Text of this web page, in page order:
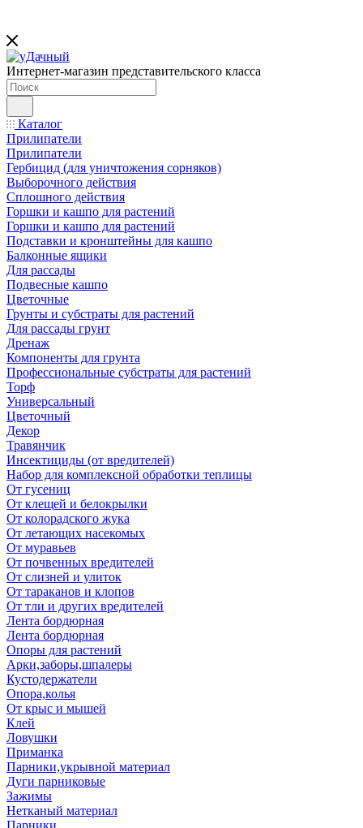
Интернет-магазин представительского класса
Каталог
Прилипатели
Прилипатели
Гербицид (для уничтожения сорняков)
Выборочного действия
Сплошного действия
Горшки и кашпо для растений
Горшки и кашпо для растений
Подставки и кронштейны для кашпо
Балконные ящики
Для рассады
Подвесные кашпо
Цветочные
Грунты и субстраты для растений
Для рассады грунт
Дренаж
Компоненты для грунта
Профессиональные субстраты для растений
Торф
Универсальный
Цветочный
Декор
Травянчик
Инсектициды (от вредителей)
Набор для комплексной обработки теплицы
От гусениц
От клещей и белокрылки
От колорадского жука
От летающих насекомых
От муравьев
От почвенных вредителей
От слизней и улиток
От тараканов и клопов
От тли и других вредителей
Лента бордюрная
Лента бордюрная
Опоры для растений
Арки,заборы,шпалеры
Кустодержатели
Опора,колья
От крыс и мышей
Клей
Ловушки
Приманка
Парники,укрывной материал
Дуги парниковые
Зажимы
Нетканый материал
Парники